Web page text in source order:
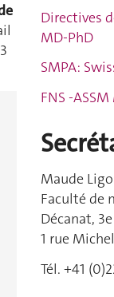
Directives
MD-PhD
SMPA:
FNS -
Maude
Faculté de
Décanat,
1 rue
Tél. +41